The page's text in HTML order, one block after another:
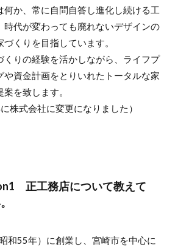
何か、常に自問自答し進化し続ける工
時代が変わっても廃れないデザインの
づくりを目指しています。
くりの経験を活かしながら、ライフプ
や資金計画をとりいれたトータルな家
を致します。
に株式会社に変更になりました）
正工務店について教えて
和55年）に創業し、宮崎市を中心に